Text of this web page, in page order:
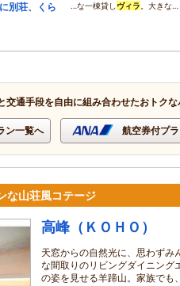
別荘、くら
…な一棟貸し ヴィラ 。大きな…
交通手段を自由に組み合わせたおトク
ン一覧へ 航空券付プ
な山荘風コテージ
高峰（ＫＯＨＯ）
天窓からの自然光に、思わずみ
な間取りのリビングダイニング
の姿を見せる羊蹄山。家族でも